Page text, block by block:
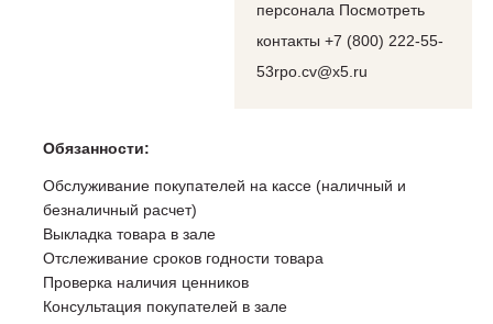
персонала Посмотреть
контакты +7 (800) 222-55-
53rpo.cv@x5.ru
Обязанности:
Обслуживание покупателей на кассе (наличный и
безналичный расчет)
Выкладка товара в зале
Отслеживание сроков годности товара
Проверка наличия ценников
Консультация покупателей в зале